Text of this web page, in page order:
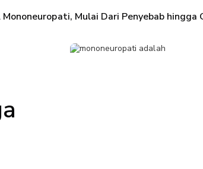
Mononeuropati, Mulai Dari Penyebab hingga